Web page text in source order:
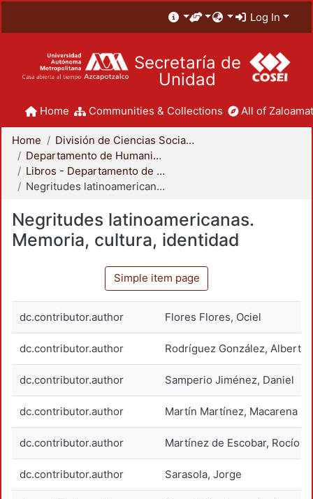
Log In
Secretaría de
Unidad
Home Communities & Collections All of
Home
División de Ciencias Sociales y Humanidades
Departamento de Humanidades
Libros - Departamento de Humanidades
Negritudes latinoamericanas. Memoria, cultura, identidad
Negritudes latinoamericanas.
Memoria, cultura, identidad
Simple item page
dc.contributor.author Flores Flores, Ociel
dc.contributor.author Rodríguez González, Alberto
dc.contributor.author Samperio Jiménez, Daniel
dc.contributor.author Martín Martínez, Macarena
dc.contributor.author Martínez de Escobar, Rocío
dc.contributor.author Sarasola, Jorge